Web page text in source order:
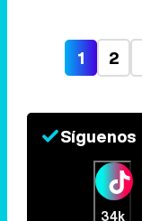
1 2
Síguenos
34k